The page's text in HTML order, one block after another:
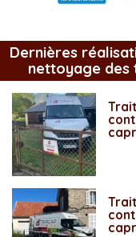
Dernières
nettoyage des